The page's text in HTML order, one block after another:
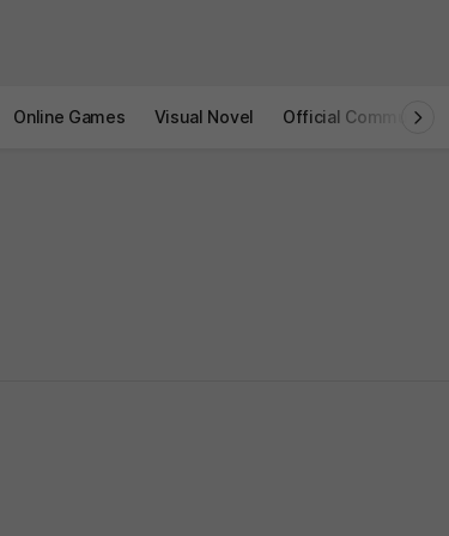
Online Games Visual Novel Official Community